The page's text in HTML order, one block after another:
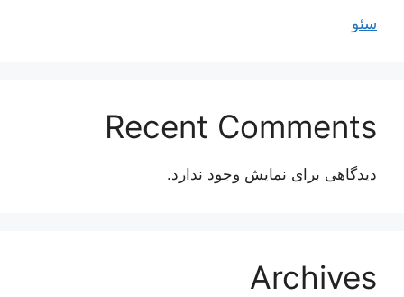
سئو
Recent Comments
دیدگاهی برای نمایش وجود ندارد.
Archives